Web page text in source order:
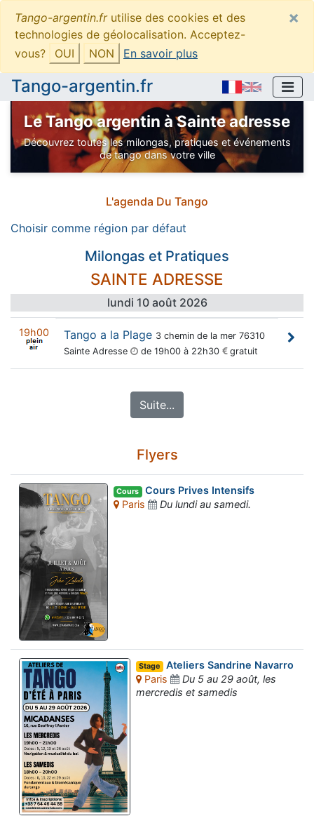
Tango-argentin.frutilise des cookies et des
technologies de géolocalisation. Acceptez-
vous?
OUI NON En savoir plus
×
Tango-argentin.fr
Le Tango argentin à Sainte adresse
Découvrez toutes les milongas, pratiques et événements
de tango dans votre ville
L'agenda Du Tango
Choisir comme région par défaut
Milongas et Pratiques
SAINTE ADRESSE
lundi 10 août 2026
19h00 Tango a la Plage 3 chemin de la mer 76310
Sainte Adresse
de 19h00 à 22h30 gratuit
Suite...
Flyers
Cours Cours Prives Intensifs
Paris
Du lundi au samedi.
Stage Ateliers Sandrine Navarro
Paris
Du 5 au 29 août, les
mercredis et samedis